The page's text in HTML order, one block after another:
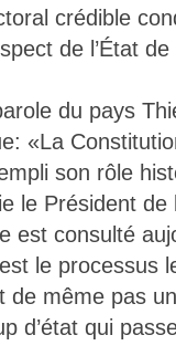
crédible
de l’État
du pays
«La
son rôle
le Président
est consulté
le processus
même pas
d’état qui